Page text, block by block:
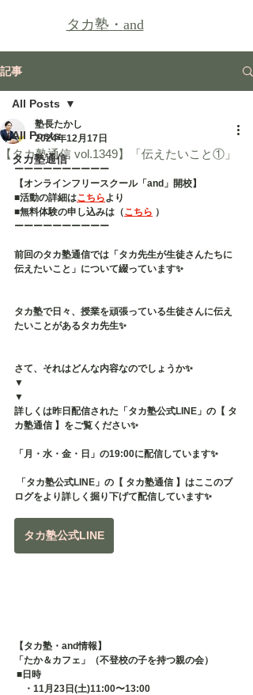
タカ塾・and
記事
All Posts
タカ塾通信
All Posts
【タカ塾通信 vol.1349】「伝えたいこと①」
塾長たかし
2024年12月17日
ーーーーーーーーーー
【オンラインフリースクール「and」開校】
■活動の詳細はこちらより
■無料体験の申し込みは（こちら ）
ーーーーーーーーーー
前回のタカ塾通信では「タカ先生が生徒さんたちに
伝えたいこと」について綴っています✨
タカ塾で日々、授業を頑張っている生徒さんに伝え
たいことがあるタカ先生✨
さて、それはどんな内容なのでしょうか✨
▼
▼
詳しくは昨日配信された「タカ塾公式LINE」の【 タ
カ塾通信 】をご覧ください✨
「月・水・金・日」の19:00に配信しています✨
「タカ塾公式LINE」の【 タカ塾通信 】はここのブ
ログをより詳しく掘り下げて配信しています✨
タカ塾公式LINE
【タカ塾・and情報】
「たか＆カフェ」（不登校の子を持つ親の会）
■日時
・11月23日(土)11:00〜13:00